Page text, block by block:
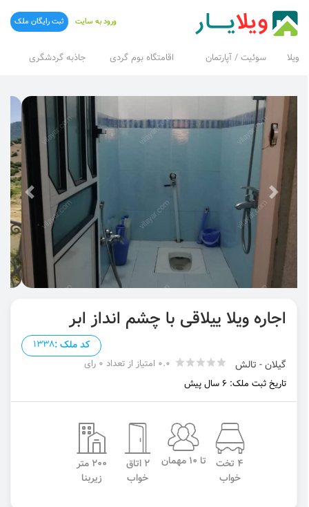
ویلا سوئیت / آپارتمان اقامتگاه بوم گردی جاذبه گردشگری
ورود به سایت ثبت رایگان ملک
اجاره ویلا ییلاقی با چشم انداز ابر
کد ملک :1338
گیلان - تالش
0.0 امتیاز از تعداد 0 رای
تاریخ ثبت ملک: 6 سال پیش
4 تخت
خواب
تا 10 مهمان
2 اتاق
خواب
200 متر
زیربنا